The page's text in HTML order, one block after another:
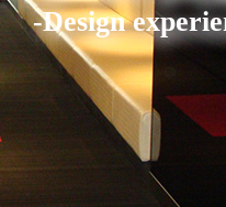
-Design